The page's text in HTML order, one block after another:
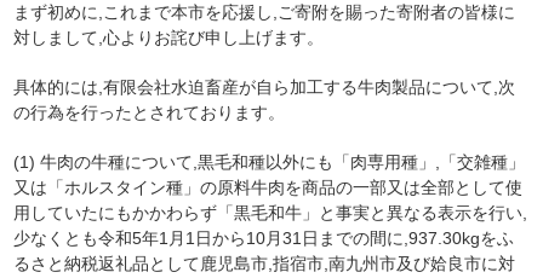
まず初めに,これまで本市を応援し,ご寄附を賜った寄附者の皆様に
対しまして,心よりお詫び申し上げます。
具体的には,有限会社水迫畜産が自ら加工する牛肉製品について,次
の行為を行ったとされております。
(1) 牛肉の牛種について,黒毛和種以外にも「肉専用種」,「交雑種」
又は「ホルスタイン種」の原料牛肉を商品の一部又は全部として使
用していたにもかかわらず「黒毛和牛」と事実と異なる表示を行い,
少なくとも令和5年1月1日から10月31日までの間に,937.30kgをふ
るさと納税返礼品として鹿児島市,指宿市,南九州市及び姶良市に対